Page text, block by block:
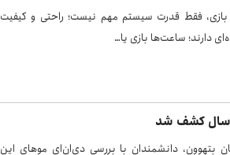
بازی، فقط قدرت سیستم مهم نیست؛ راحتی و کیفیت
دارند؛ ساعت‌ها بازی یا…
بتهوون، دانشمندان با بررسی دی‌ان‌ای موهای این